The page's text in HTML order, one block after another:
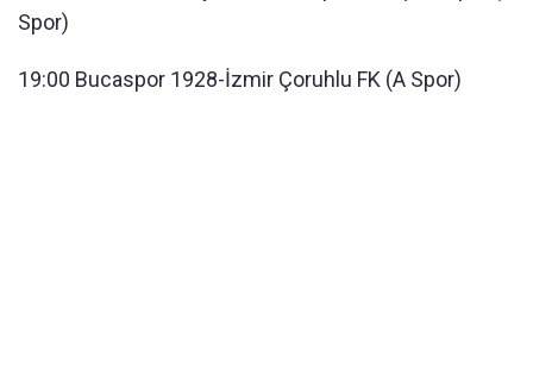
Spor)
19:00 Bucaspor 1928-İzmir Çoruhlu FK (A Spor)